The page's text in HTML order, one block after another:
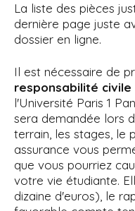
La liste des pièces
dernière page juste
dossier en ligne.
Il est nécessaire de
responsabilité civile
l'Université Paris 1
sera demandée lors
terrain, les stages, le
assurance vous
que vous pourriez
votre vie étudiante.
dizaine d'euros), le